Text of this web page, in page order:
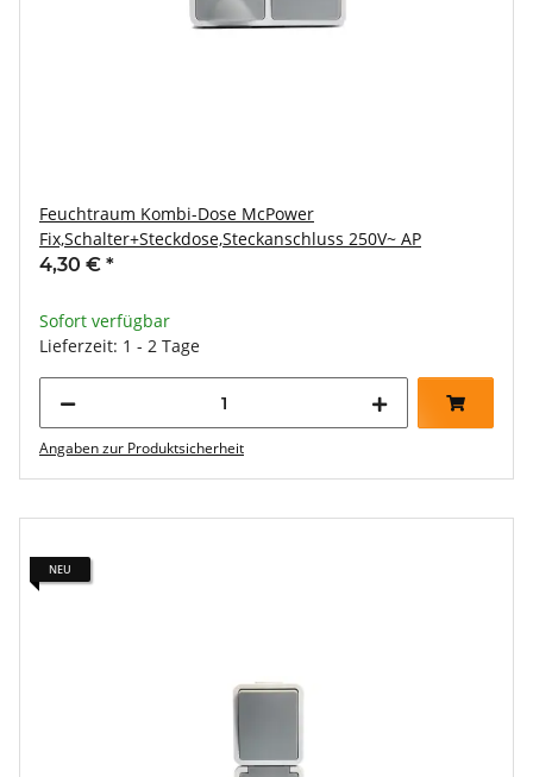
Feuchtraum Kombi-Dose McPower
Fix,Schalter+Steckdose,Steckanschluss 250V~ AP
4,30 € *
Sofort verfügbar
Lieferzeit: 1 - 2 Tage
Angaben zur Produktsicherheit
NEU